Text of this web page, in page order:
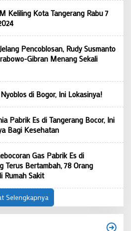
Keliling Kota Tangerang Rabu 7
Pencoblosan, Rudy Susmanto
Gibran Menang Sekali
di Bogor, Ini Lokasinya!
Pabrik Es di Tangerang Bocor, Ini
Bagi Kesehatan
Gas Pabrik Es di
Terus Bertambah, 78 Orang
Rumah Sakit
Selengkapnya